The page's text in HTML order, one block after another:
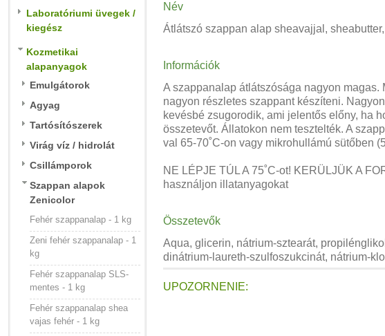
Laboratóriumi üvegek /
kiegész
Kozmetikai
alapanyagok
Emulgátorok
Agyag
Tartósítószerek
Virág víz / hidrolát
Csillámporok
Szappan alapok
Zenicolor
Fehér szappanalap - 1 kg
Zeni fehér szappanalap - 1
kg
Fehér szappanalap SLS-
mentes - 1 kg
Fehér szappanalap shea
vajas fehér - 1 kg
Név
Átlátszó szappan alap sheavajjal,
Információk
A szappanalap átlátszósága nagyon magas.
nagyon részletes szappant készíteni.
kevésbé zsugorodik, ami jelentős előny, ha
összetevőt. Állatokon nem tesztelték. A
val 65-70˚C-on vagy mikrohullámú sütőben
NE LÉPJE TÚL A 75˚C-ot! KERÜLJÜK A
használjon illatanyagokat
Összetevők
Aqua, glicerin, nátrium-sztearát,
dinátrium-laureth-szulfoszukcinát, nátrium-
UPOZORNENIE: